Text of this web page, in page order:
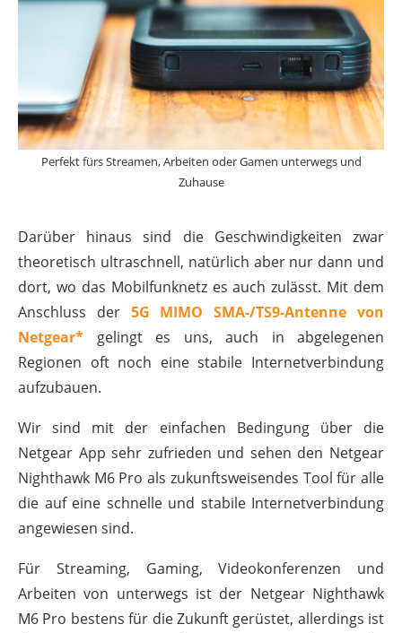
Perfekt fürs Streamen, Arbeiten oder Gamen unterwegs und
Zuhause
Darüber hinaus sind die Geschwindigkeiten zwar
theoretisch ultraschnell, natürlich aber nur dann und
dort, wo das Mobilfunknetz es auch zulässt. Mit dem
Anschluss der 5G MIMO SMA-/TS9-Antenne von
Netgear* gelingt es uns, auch in abgelegenen
Regionen oft noch eine stabile Internetverbindung
aufzubauen.
Wir sind mit der einfachen Bedingung über die
Netgear App sehr zufrieden und sehen den Netgear
Nighthawk M6 Pro als zukunftsweisendes Tool für alle
die auf eine schnelle und stabile Internetverbindung
angewiesen sind.
Für Streaming, Gaming, Videokonferenzen und
Arbeiten von unterwegs ist der Netgear Nighthawk
M6 Pro bestens für die Zukunft gerüstet, allerdings ist